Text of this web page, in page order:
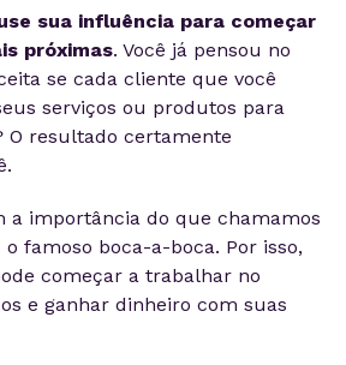
sua influência para começar
próximas. Você já pensou no
se cada cliente que você
serviços ou produtos para
O resultado certamente
a importância do que chamamos
o famoso boca-a-boca. Por isso,
começar a trabalhar no
e ganhar dinheiro com suas